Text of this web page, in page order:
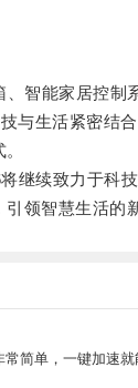
智能家居控制
与生活紧密结
续致力于科技
领智慧生活的
简单，一键加速就